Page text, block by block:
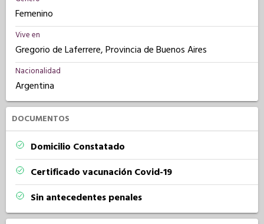
Femenino
Vive en
Gregorio de Laferrere, Provincia de Buenos Aires
Nacionalidad
Argentina
DOCUMENTOS
Domicilio Constatado
Certificado vacunación Covid-19
Sin antecedentes penales